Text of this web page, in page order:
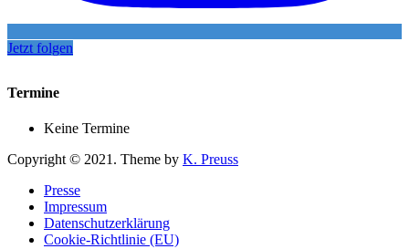
Jetzt folgen
Termine
Keine Termine
Copyright © 2021. Theme by K. Preuss
Presse
Impressum
Datenschutzerklärung
Cookie-Richtlinie (EU)